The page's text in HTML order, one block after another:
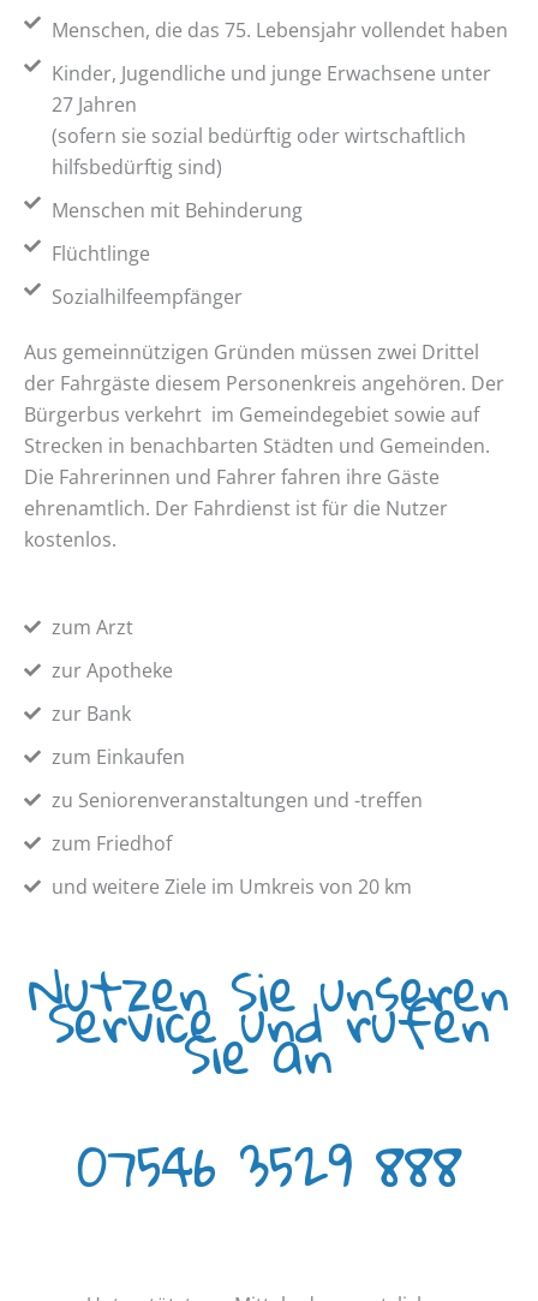
Menschen, die das 75. Lebensjahr vollendet haben
Kinder, Jugendliche und junge Erwachsene unter
27 Jahren
(sofern sie sozial bedürftig oder wirtschaftlich
hilfsbedürftig sind)
Menschen mit Behinderung
Flüchtlinge
Sozialhilfeempfänger
Aus gemeinnützigen Gründen müssen zwei Drittel
der Fahrgäste diesem Personenkreis angehören. Der
Bürgerbus verkehrt im Gemeindegebiet sowie auf
Strecken in benachbarten Städten und Gemeinden.
Die Fahrerinnen und Fahrer fahren ihre Gäste
ehrenamtlich. Der Fahrdienst ist für die Nutzer
kostenlos.
zum Arzt
zur Apotheke
zur Bank
zum Einkaufen
zu Seniorenveranstaltungen und -treffen
zum Friedhof
und weitere Ziele im Umkreis von 20 km
Nutzen Sie unseren
Service und rufen
Sie an
07546 3529 888